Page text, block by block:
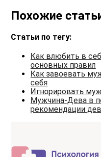
Похожие
Статьи по тегу:
Как влюбить в
основных правил
Как завоевать
себя
Игнорировать
Мужчина-Дева в
рекомендации